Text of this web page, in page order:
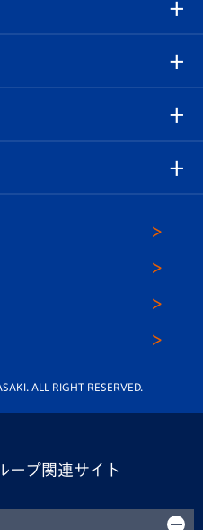
ガイド
ALL RIGHT RESERVED.
ープ関連サイト